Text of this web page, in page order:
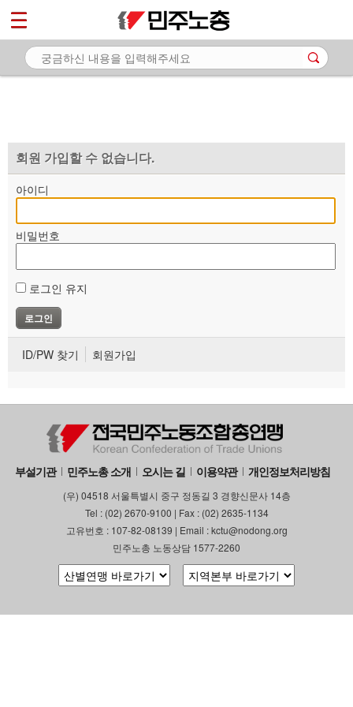
회원 가입할 수 없습니다.
아이디
비밀번호
로그인 유지
ID/PW 찾기 회원가입
부설기관 민주노총 소개 오시는 길 이용약관 개인정보처리방침
(우) 04518 서울특별시 중구 정동길 3 경향신문사 14층
Tel : (02) 2670-9100 | Fax : (02) 2635-1134
고유번호 : 107-82-08139 | Email : kctu@nodong.org
민주노총 노동상담 1577-2260
마이페이지
소개
자료
부설기관